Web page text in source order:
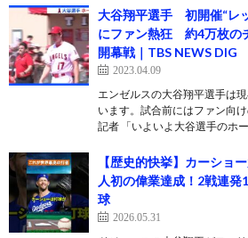
大谷翔平選手 初開催“レ
にファン熱狂 約4万枚の
開幕戦｜TBS NEWS DIG
2023.04.09
エンゼルスの大谷翔平選手は
います。試合前にはファン向
記者 「いよいよ大谷選手のホ
【歴史的快挙】カーショ
人初の偉業達成！2戦連
球
2026.05.31